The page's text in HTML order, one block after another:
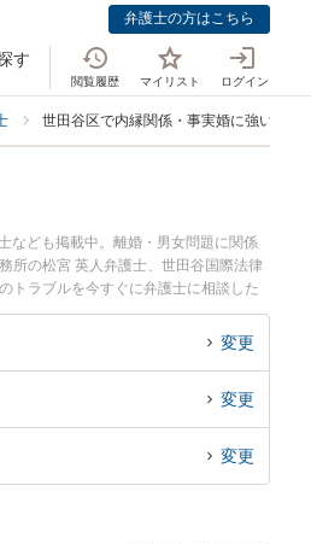
弁護士の方はこちら
す
閲覧履歴 マイリスト ログイン
世田谷区で内縁関係・事実婚に強い弁護士
なども掲載中。離婚・男女問題に関係
所の松宮 英人弁護士、世田谷国際法律
トラブルを今すぐに弁護士に相談した
に相談予約したい』などでお困りの相談
変更
変更
変更